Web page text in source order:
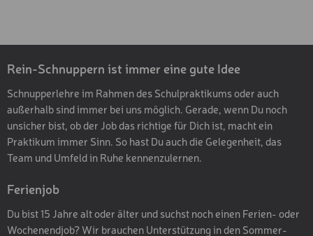
Rein-Schnuppern ist immer eine gute Idee
Schnupperlehre im Rahmen des Schulpraktikums oder auch
außerhalb sind immer bei uns möglich. Gerade, wenn Du noch
unsicher bist, ob der Job das richtige für Dich ist, macht ein
Praktikum immer Sinn. So hast Du auch die Gelegenheit, das
Team und Umfeld in Ruhe kennenzulernen.
Ferienjob
Du bist 15 Jahre alt oder älter und suchst noch einen Ferien- oder
Wochenendjob? Wir brauchen Unterstützung in den Sommer-